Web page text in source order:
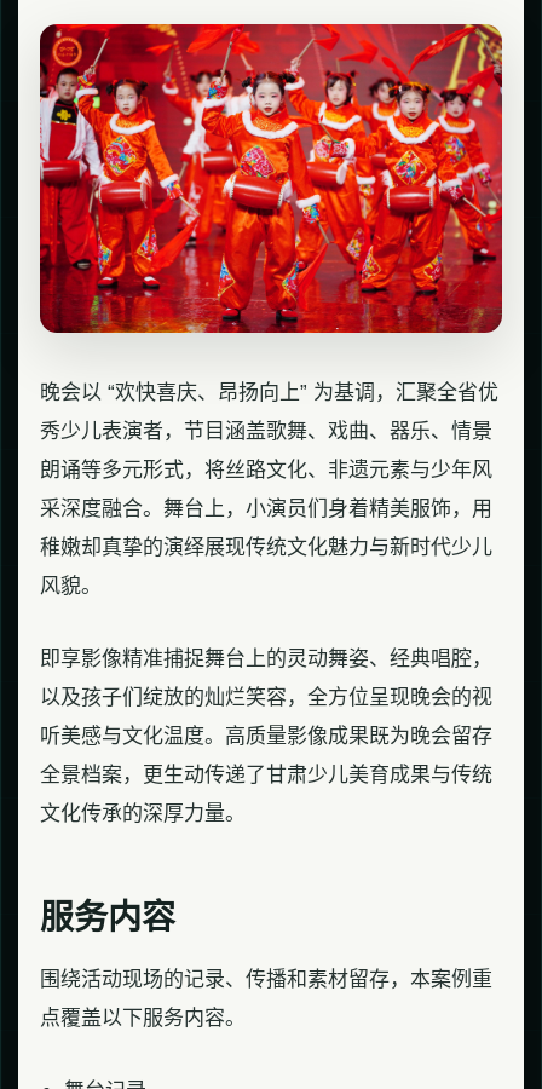
晚会以 “欢快喜庆、昂扬向上” 为基调，汇聚全省优
秀少儿表演者，节目涵盖歌舞、戏曲、器乐、情景
朗诵等多元形式，将丝路文化、非遗元素与少年风
采深度融合。舞台上，小演员们身着精美服饰，用
稚嫩却真挚的演绎展现传统文化魅力与新时代少儿
风貌。
即享影像精准捕捉舞台上的灵动舞姿、经典唱腔，
以及孩子们绽放的灿烂笑容，全方位呈现晚会的视
听美感与文化温度。高质量影像成果既为晚会留存
全景档案，更生动传递了甘肃少儿美育成果与传统
文化传承的深厚力量。
服务内容
围绕活动现场的记录、传播和素材留存，本案例重
点覆盖以下服务内容。